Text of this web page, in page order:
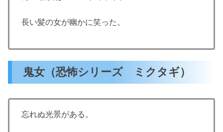
長い髪の女が幽かに笑った。
鬼女（恐怖シリーズ ミクタギ）
忘れぬ光景がある。